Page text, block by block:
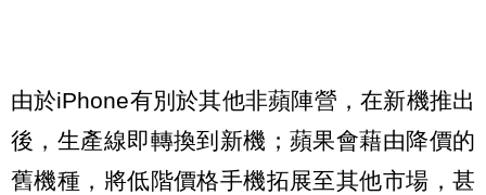
由於iPhone有別於其他非蘋陣營，在新機推出
後，生產線即轉換到新機；蘋果會藉由降價的
舊機種，將低階價格手機拓展至其他市場，甚